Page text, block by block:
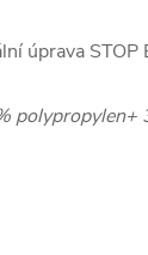
úprava STOP
polypropylen+